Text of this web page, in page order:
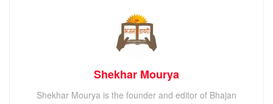
Shekhar Mourya
Shekhar Mourya is the founder and editor of Bhajan